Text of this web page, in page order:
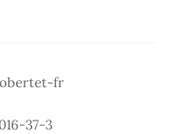
fr
37-3